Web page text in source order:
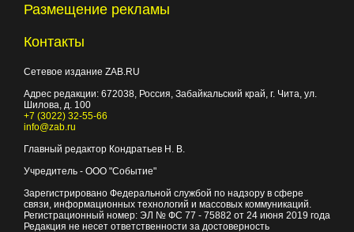
Размещение рекламы
Контакты
Сетевое издание ZAB.RU
Адрес редакции: 672038 , Россия, Забайкальский край, г. Чита ул.
Шилова, д. 100
+7 (3022) 32-55-66
info@zab.ru
Главный редактор Кондратьев Н. В.
Учредитель - ООО "Событие"
Зарегистрировано Федеральной службой по надзору в сфере
связи, информационных технологий и массовых коммуникаций.
Регистрационный номер: ЭЛ № ФС 77 - 75882 от 24 июня 2019 года
Редакция не несет ответственности за достоверность